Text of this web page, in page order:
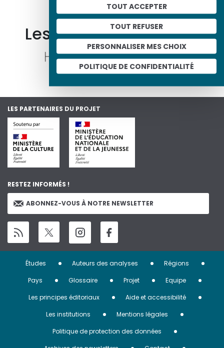
TOUT ACCEPTER
TOUT REFUSER
PERSONNALISER MES CHOIX
POLITIQUE DE CONFIDENTIALITÉ
En savoir plus sur le projet
Les autres ressources
LES PARTENAIRES DU PROJET
RESTEZ INFORMÉS !
ABONNEZ-VOUS À NOTRE NEWSLETTER
Menu
Pied
page
Études Auteurs des analyses
Régions
Pays
Glossaire Projet
Equipe
Les principes éditoriaux
Aide et accessibilité
Les institutions
Mentions légales
Politique de protection des données